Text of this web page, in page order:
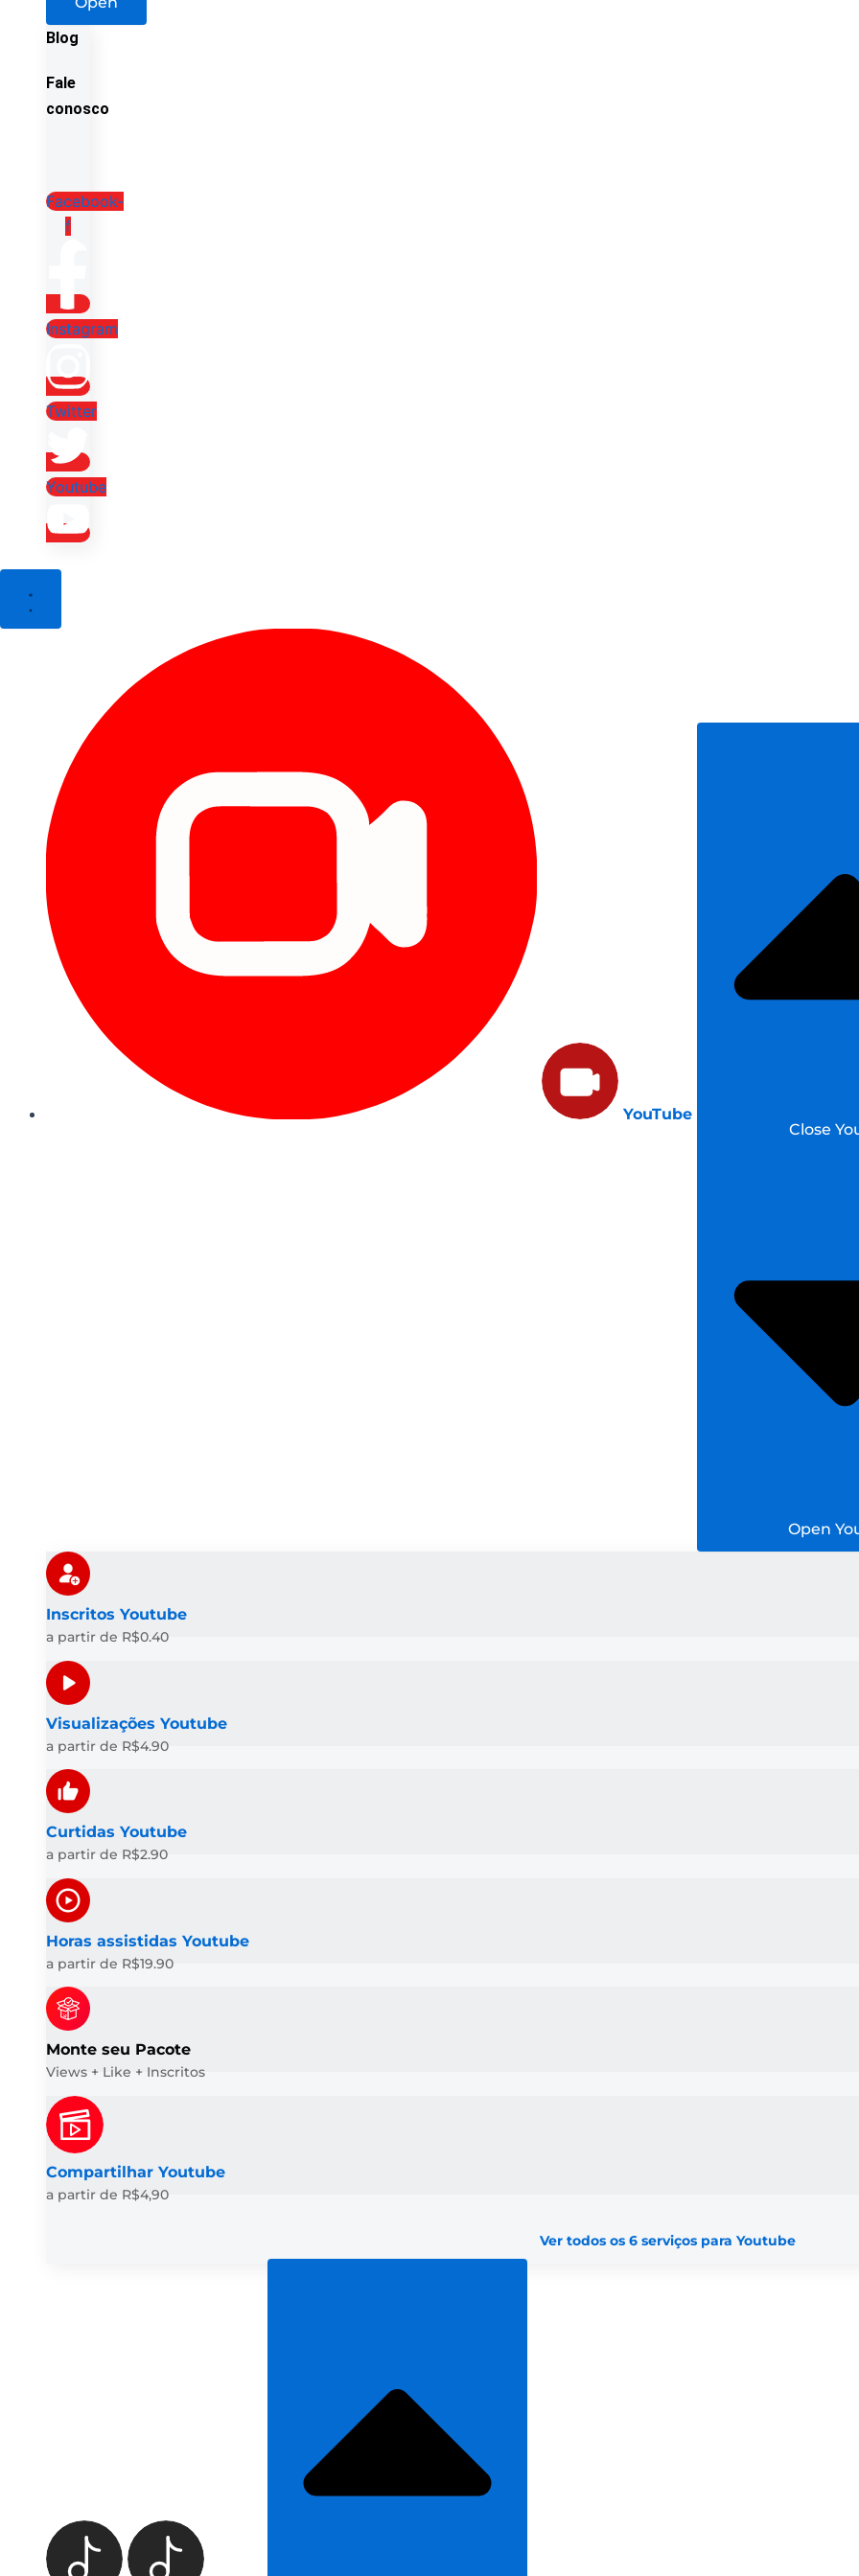
Blog
Fale
conosco
Facebook-
f
Instagram
Twitter
Youtube
YouTube
Close
Open
Inscritos Youtube
a partir de R$0.40
Visualizações Youtube
a partir de R$4.90
Curtidas Youtube
a partir de R$2.90
Horas assistidas Youtube
a partir de R$19.90
Monte seu Pacote
Views + Like + Inscritos
Compartilhar Youtube
a partir de R$4,90
Ver todos os 6 serviços para Youtube